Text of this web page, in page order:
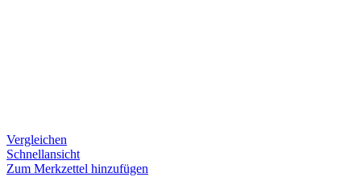
Vergleichen
Schnellansicht
Zum Merkzettel hinzufügen